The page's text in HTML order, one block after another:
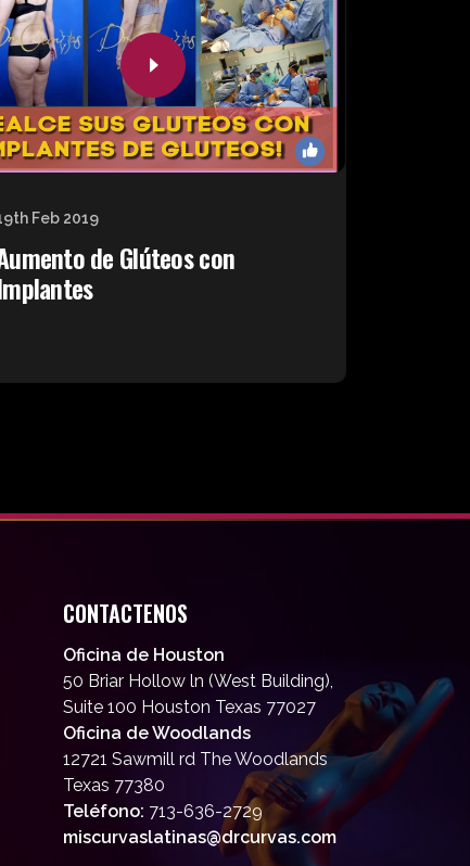
Feb 2019
de Glúteos con
CONTACTENOS
Oficina de Houston
50 Briar Hollow ln (West Building),
Suite 100 Houston Texas 77027
Oficina de Woodlands
12721 Sawmill rd The Woodlands
Texas 77380
Teléfono: 713-636-2729
miscurvaslatinas@drcurvas.com